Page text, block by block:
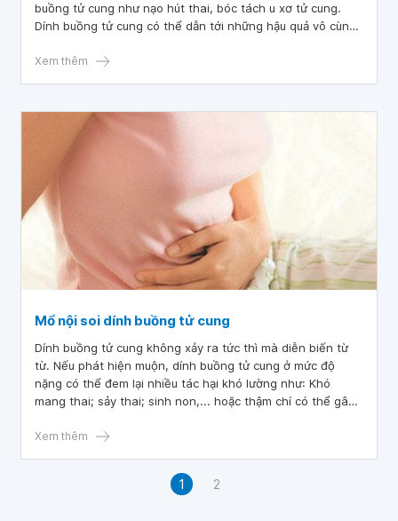
buồng tử cung như nạo hút thai, bóc tách u xơ tử cung.
Dính buồng tử cung có thể dẫn tới những hậu quả vô cùng
sinh nữ.
Xem thêm
Mổ nội soi dính buồng tử cung
Dính buồng tử cung không xảy ra tức thì mà diễn biến từ
từ. Nếu phát hiện muộn, dính buồng tử cung ở mức độ
nặng có thể đem lại nhiều tác hại khó lường như: Khó
mang thai; sảy thai; sinh non,... hoặc thậm chí có thể gây
Xem thêm
1 2